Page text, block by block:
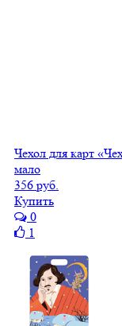
Чехол для карт
мало
356 руб.
Купить
0
1